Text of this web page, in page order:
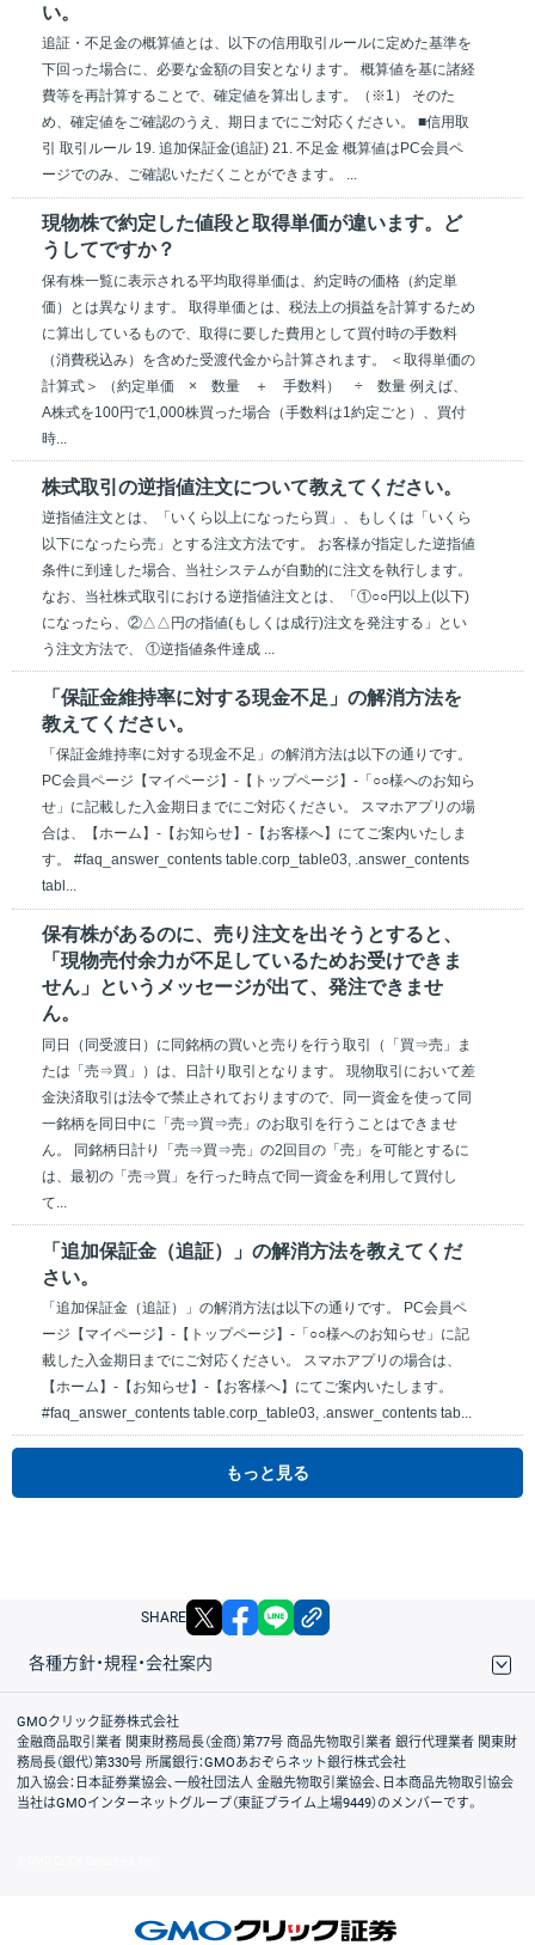
い。
追証・不足金の概算値とは、以下の信用取引ルールに定めた基準を
下回った場合に、必要な金額の目安となります。 概算値を基に諸経
費等を再計算することで、確定値を算出します。（※1） そのた
め、確定値をご確認のうえ、期日までにご対応ください。 ■信用取
引 取引ルール 19. 追加保証金(追証) 21. 不足金 概算値はPC会員ペ
ージでのみ、ご確認いただくことができます。 ...
現物株で約定した値段と取得単価が違います。ど
うしてですか？
保有株一覧に表示される平均取得単価は、約定時の価格（約定単
価）とは異なります。 取得単価とは、税法上の損益を計算するため
に算出しているもので、取得に要した費用として買付時の手数料
（消費税込み）を含めた受渡代金から計算されます。 ＜取得単価の
計算式＞ （約定単価 × 数量 ＋ 手数料） ÷ 数量 例えば、
A株式を100円で1,000株買った場合（手数料は1約定ごと）、買付
時...
株式取引の逆指値注文について教えてください。
逆指値注文とは、「いくら以上になったら買」、もしくは「いくら
以下になったら売」とする注文方法です。 お客様が指定した逆指値
条件に到達した場合、当社システムが自動的に注文を執行します。
なお、当社株式取引における逆指値注文とは、「①○○円以上(以下)
になったら、②△△円の指値(もしくは成行)注文を発注する」とい
う注文方法で、 ①逆指値条件達成 ...
「保証金維持率に対する現金不足」の解消方法を
教えてください。
「保証金維持率に対する現金不足」の解消方法は以下の通りです。
PC会員ページ【マイページ】-【トップページ】-「○○様へのお知ら
せ」に記載した入金期日までにご対応ください。 スマホアプリの場
合は、【ホーム】-【お知らせ】-【お客様へ】にてご案内いたしま
す。 #faq_answer_contents table.corp_table03, .answer_contents
tabl...
保有株があるのに、売り注文を出そうとすると、
「現物売付余力が不足しているためお受けできま
せん」というメッセージが出て、発注できませ
ん。
同日（同受渡日）に同銘柄の買いと売りを行う取引（「買⇒売」ま
たは「売⇒買」）は、日計り取引となります。 現物取引において差
金決済取引は法令で禁止されておりますので、同一資金を使って同
一銘柄を同日中に「売⇒買⇒売」のお取引を行うことはできませ
ん。 同銘柄日計り「売⇒買⇒売」の2回目の「売」を可能とするに
は、最初の「売⇒買」を行った時点で同一資金を利用して買付し
て...
「追加保証金（追証）」の解消方法を教えてくだ
さい。
「追加保証金（追証）」の解消方法は以下の通りです。 PC会員ペ
ージ【マイページ】-【トップページ】-「○○様へのお知らせ」に記
載した入金期日までにご対応ください。 スマホアプリの場合は、
【ホーム】-【お知らせ】-【お客様へ】にてご案内いたします。
#faq_answer_contents table.corp_table03, .answer_contents tab...
もっと見る
SHARE X facebook
各種方針・規程・会社案内
取引規程・約款
サイトマップ
その他のご案内
個人情報保護方針
最良執行方針
サイトのご利用について
ディスクレイマー
信託保全
リスク説明
会社案内
GMOクリック証券株式会社
金融商品取引業者 関東財務局長（金商）第77号 商品先物取引業者 銀行代理業者 関東財
務局長（銀代）第330号 所属銀行：GMOあおぞらネット銀行株式会社
加入協会：日本証券業協会、一般社団法人 金融先物取引業協会、日本商品先物取引協会
当社はGMOインターネットグループ（東証プライム上場9449）のメンバーです。